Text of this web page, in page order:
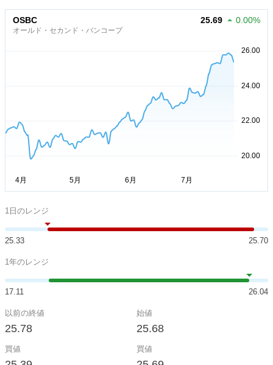
OSBC
オールド・セカンド・バンコープ
25.69 0.00%
1日のレンジ
25.33 25.70
1年のレンジ
17.11 26.04
以前の終値
25.78
始値
25.68
買値 買値